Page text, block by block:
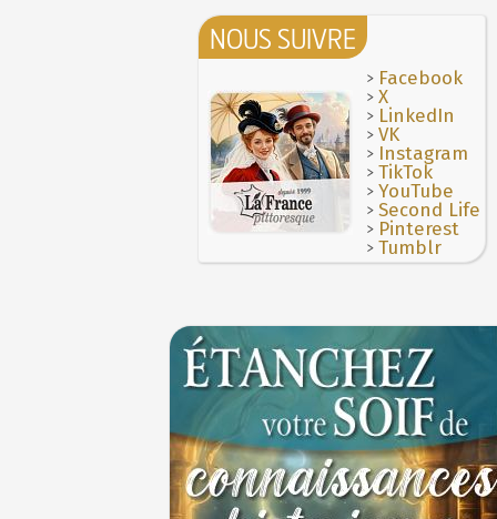
NOUS SUIVRE
> Facebook
>X
> LinkedIn
>VK
> Instagram
>TikTok
>YouTube
>Second Life
> Pinterest
>Tumblr